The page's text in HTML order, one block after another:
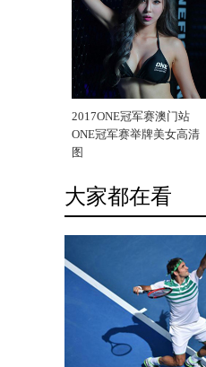
2017ONE冠军赛澳门站
ONE冠军赛举牌美女高清
图
大家都在看